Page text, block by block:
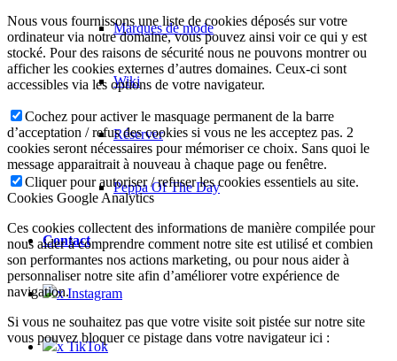
Marques de mode
Wiki
Réserver
Peppa Of The Day
Contact
x Instagram
x TikTok
Nous vous fournissons une liste de cookies déposés sur votre
ordinateur via notre domaine, vous pouvez ainsi voir ce qui y est
stocké. Pour des raisons de sécurité nous ne pouvons montrer ou
afficher les cookies externes d’autres domaines. Ceux-ci sont
accessibles via les options de votre navigateur.
Cochez pour activer le masquage permanent de la barre
d’acceptation / refus des cookies si vous ne les acceptez pas. 2
cookies seront nécessaires pour mémoriser ce choix. Sans quoi le
message apparaitrait à nouveau à chaque page ou fenêtre.
Cliquer pour autoriser / refuser les cookies essentiels au site.
Cookies Google Analytics
Ces cookies collectent des informations de manière compilée pour
nous aider à comprendre comment notre site est utilisé et combien
son performantes nos actions marketing, ou pour nous aider à
personnaliser notre site afin d’améliorer votre expérience de
navigation.
Si vous ne souhaitez pas que votre visite soit pistée sur notre site
vous pouvez bloquer ce pistage dans votre navigateur ici :